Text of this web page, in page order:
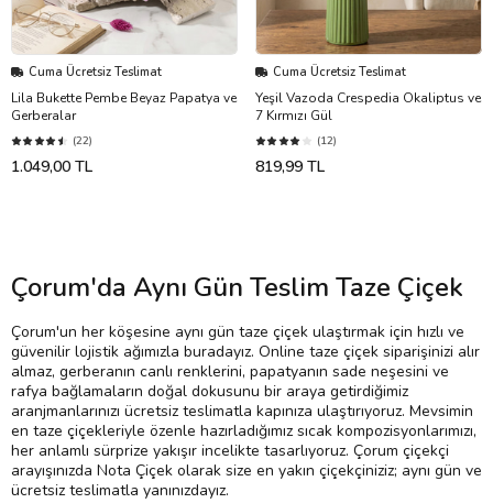
Cuma Ücretsiz Teslimat
Lila Bukette Pembe Beyaz Papatya ve
Gerberalar
(22)
1.049,00 TL
Cuma Ücretsiz Teslimat
Yeşil Vazoda Crespedia Okaliptus ve
7 Kırmızı Gül
(12)
819,99 TL
Çorum'da Aynı Gün Teslim Taze Çiçek
Çorum'un her köşesine aynı gün taze çiçek ulaştırmak için hızlı ve
güvenilir lojistik ağımızla buradayız. Online taze çiçek siparişinizi alır
almaz, gerberanın canlı renklerini, papatyanın sade neşesini ve
rafya bağlamaların doğal dokusunu bir araya getirdiğimiz
aranjmanlarınızı ücretsiz teslimatla kapınıza ulaştırıyoruz. Mevsimin
en taze çiçekleriyle özenle hazırladığımız sıcak kompozisyonlarımızı,
her anlamlı sürprize yakışır incelikte tasarlıyoruz. Çorum çiçekçi
arayışınızda Nota Çiçek olarak size en yakın çiçekçiniziz; aynı gün ve
ücretsiz teslimatla yanınızdayız.